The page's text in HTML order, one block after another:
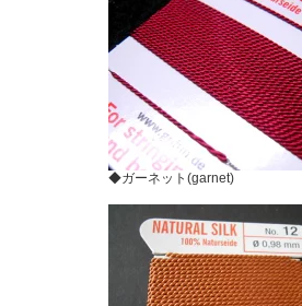
◆ガーネット(garnet)